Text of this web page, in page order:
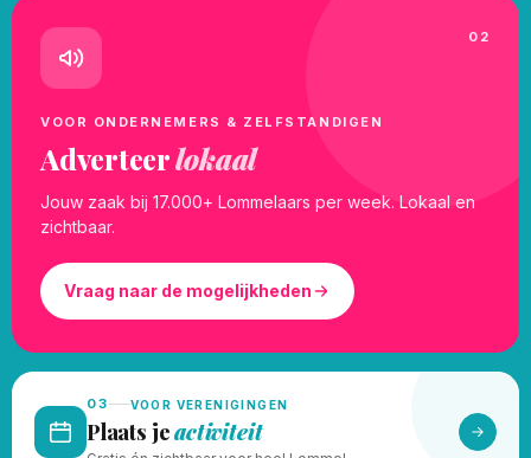
02
VOOR ONDERNEMERS & ZELFSTANDIGEN
Adverteerlokaal
Jouw zaak bij 17.000+ Lommelaars per week. Lokaal en
zichtbaar.
Vraag naar de mogelijkheden
03 VOOR VERENIGINGEN
Plaats jeactiviteit